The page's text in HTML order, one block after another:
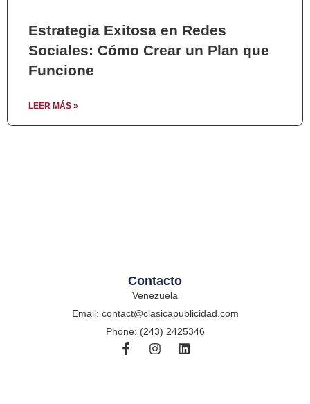
Estrategia Exitosa en Redes
Sociales: Cómo Crear un Plan que
Funcione
LEER MÁS »
Contacto
Venezuela
Email: contact@clasicapublicidad.com
Phone: (243) 2425346